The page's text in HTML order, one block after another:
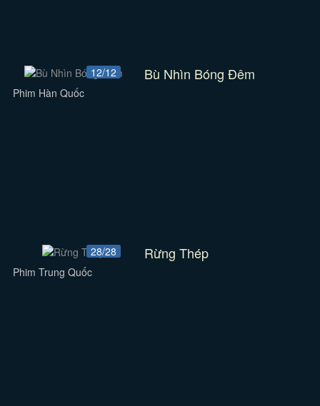
12/12 Bù Nhìn Bóng Đêm
Phim Hàn Quốc
28/28 Rừng Thép
Phim Trung Quốc